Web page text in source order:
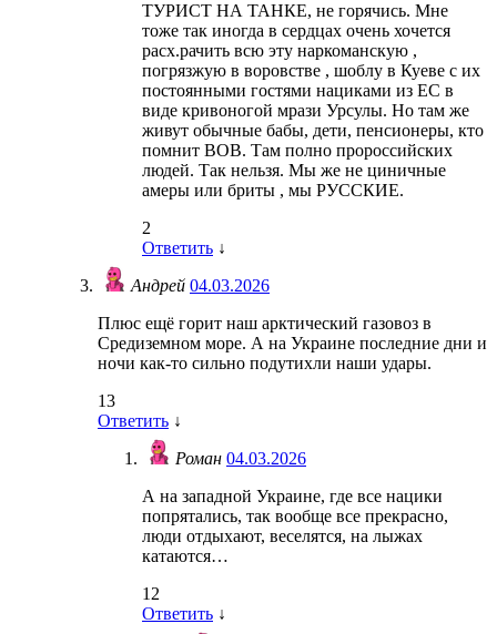
ТУРИСТ НА ТАНКЕ, не горячись. Мне
тоже так иногда в сердцах очень хочется
расх.рачить всю эту наркоманскую ,
погрязжую в воровстве , шоблу в Куеве с их
постоянными гостями нациками из ЕС в
виде кривоногой мрази Урсулы. Но там же
живут обычные бабы, дети, пенсионеры, кто
помнит ВОВ. Там полно пророссийских
людей. Так нельзя. Мы же не циничные
амеры или бриты , мы РУССКИЕ.
2
Ответить ↓
Андрей 04.03.2026
Плюс ещё горит наш арктический газовоз в
Средиземном море. А на Украине последние дни и
ночи как-то сильно подутихли наши удары.
13
Ответить ↓
Роман 04.03.2026
А на западной Украине, где все нацики
попрятались, так вообще все прекрасно,
люди отдыхают, веселятся, на лыжах
катаются…
12
Ответить ↓